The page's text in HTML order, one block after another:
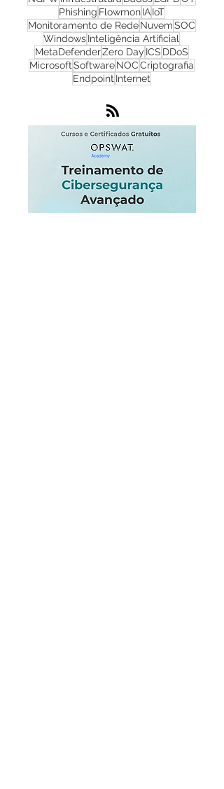
RedesFirewallWhatsUp Gold Check Point
CibersegurançaCloudZero Trust
NGFWInfraestruturaDadosLGPDOT
PhishingFlowmonIAIoT
Monitoramento de RedeNuvemSOC
WindowsInteligência Artificial
MetaDefenderZero DayICS
EndpointInternet